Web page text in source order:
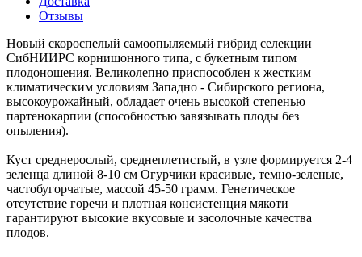
Отзывы
Новый скороспелый самоопыляемый гибрид селекции
СибНИИРС корнишонного типа, с букетным типом
плодоношения. Великолепно приспособлен к жестким
климатическим условиям Западно - Сибирского региона,
высокоурожайный, обладает очень высокой степенью
партенокарпии (способностью завязывать плоды без
опыления).
Куст среднерослый, среднеплетистый, в узле формируется 2-4
зеленца длиной 8-10 см Огурчики красивые, темно-зеленые,
частобугорчатые, массой 45-50 грамм. Генетическое
отсутствие горечи и плотная консистенция мякоти
гарантируют высокие вкусовые и засолочные качества
плодов.